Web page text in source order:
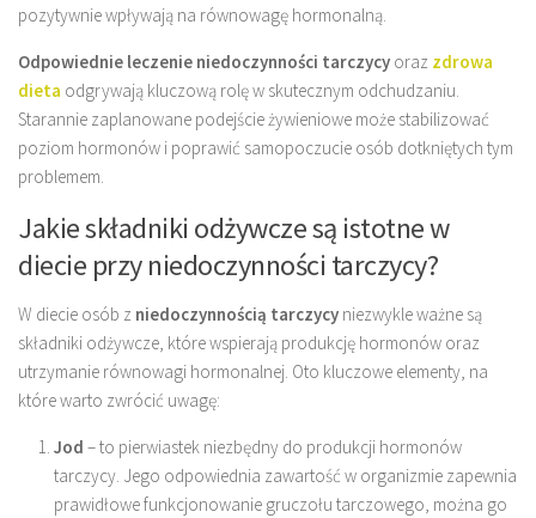
pozytywnie wpływają na równowagę hormonalną.
Odpowiednie leczenie niedoczynności tarczycy oraz zdrowa
dieta odgrywają kluczową rolę w skutecznym odchudzaniu.
Starannie zaplanowane podejście żywieniowe może stabilizować
poziom hormonów i poprawić samopoczucie osób dotkniętych tym
problemem.
Jakie składniki odżywcze są istotne w
diecie przy niedoczynności tarczycy?
W diecie osób z niedoczynnością tarczycy niezwykle ważne są
składniki odżywcze, które wspierają produkcję hormonów oraz
utrzymanie równowagi hormonalnej. Oto kluczowe elementy, na
które warto zwrócić uwagę:
Jod – to pierwiastek niezbędny do produkcji hormonów
tarczycy. Jego odpowiednia zawartość w organizmie zapewnia
prawidłowe funkcjonowanie gruczołu tarczowego, można go